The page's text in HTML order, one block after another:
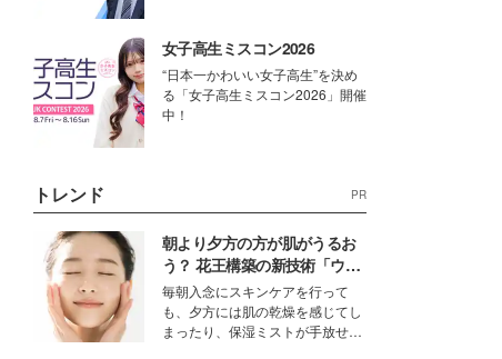
女子高生ミスコン2026
“日本一かわいい女子高生”を決め
る「女子高生ミスコン2026」開催
中！
トレンド PR
朝より夕方の方が肌がうるお
う？ 花王構築の新技術「ウォ
ーターキャプチャリングスキ
ン（捕水肌）」がスキンケア
の常識を変える予感
毎朝入念にスキンケアを行って
も、夕方には肌の乾燥を感じてし
まったり、保湿ミストが手放せな